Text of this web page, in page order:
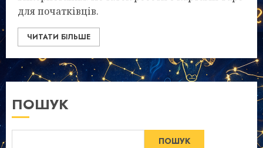
для початківців.
ЧИТАТИ БІЛЬШЕ
ПОШУК
ПОШУК